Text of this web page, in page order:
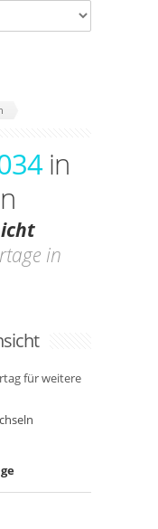
in
in
für weitere